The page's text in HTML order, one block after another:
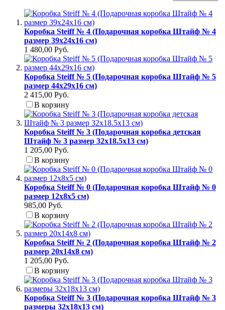
Коробка Steiff № 4 (Подарочная коробка Штайф № 4
размер 39х24х16 см)
1 480,00 Руб.
Коробка Steiff № 5 (Подарочная коробка Штайф № 5
размер 44х29х16 см)
2 415,00 Руб.
В корзину
Коробка Steiff № 3 (Подарочная коробка детская
Штайф № 3 размер 32x18.5x13 см)
1 205,00 Руб.
В корзину
Коробка Steiff № 0 (Подарочная коробка Штайф № 0
размер 12x8x5 см)
985,00 Руб.
В корзину
Коробка Steiff № 2 (Подарочная коробка Штайф № 2
размер 20x14x8 см)
1 205,00 Руб.
В корзину
Коробка Steiff № 3 (Подарочная коробка Штайф № 3
размеры 32x18x13 см)